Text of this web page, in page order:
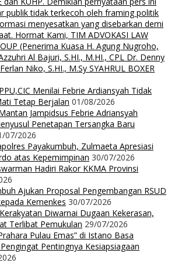
publik tidak terkecoh oleh framing politik
menyesatkan yang disebarkan demi
Hormat Kami, TIM ADVOKASI LAW
(Penerima Kuasa H. Agung Nugroho,
Al Bajuri, S.HI., M.HI., CPL Dr. Denny
Niko, S.HI., M.Sy SYAHRUL BOXER
Menilai Febrie Ardiansyah Tidak
Tetap Berjalan 01/08/2026
Jampidsus Febrie Adriansyah
Penetapan Tersangka Baru
07/2026
Payakumbuh, Zulmaeta Apresiasi
atas Kepemimpinan 30/07/2026
Hadiri Rakor KKMA Provinsi
Ajukan Proposal Pengembangan RSUD
Kemenkes 30/07/2026
Diwarnai Dugaan Kekerasan,
Terlibat Pemukulan 29/07/2026
Pulau Emas” di Istano Basa
Pentingnya Kesiapsiagaan